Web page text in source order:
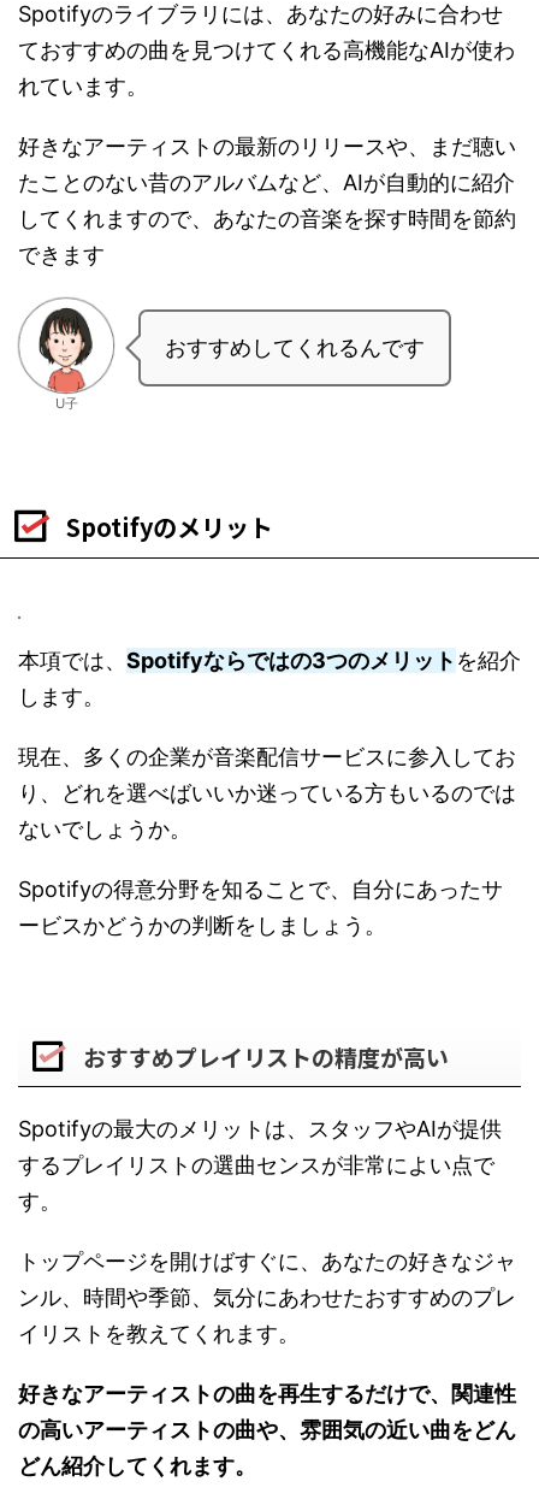
Spotifyのライブラリには、あなたの好みに合わせ
ておすすめの曲を見つけてくれる高機能なAIが使わ
れています。
好きなアーティストの最新のリリースや、まだ聴い
たことのない昔のアルバムなど、AIが自動的に紹介
してくれますので、あなたの音楽を探す時間を節約
できます
U子
おすすめしてくれるんです
Spotifyのメリット
本項では、 Spotifyならではの3つのメリット を紹介
します。
現在、多くの企業が音楽配信サービスに参入してお
り、どれを選べばいいか迷っている方もいるのでは
ないでしょうか。
Spotifyの得意分野を知ることで、自分にあったサ
ービスかどうかの判断をしましょう。
おすすめプレイリストの精度が高い
Spotifyの最大のメリットは、スタッフやAIが提供
するプレイリストの選曲センスが非常によい点で
す。
トップページを開けばすぐに、あなたの好きなジャ
ンル、時間や季節、気分にあわせたおすすめのプレ
イリストを教えてくれます。
好きなアーティストの曲を再生するだけで、関連性
の高いアーティストの曲や、雰囲気の近い曲をどん
どん紹介してくれます。